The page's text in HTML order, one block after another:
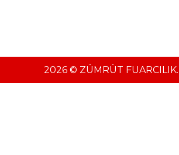
2026 © ZÜMRÜT